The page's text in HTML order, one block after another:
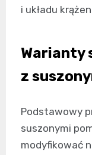
i układu
Warianty
z
Podstawowy
suszonymi
modyfikować